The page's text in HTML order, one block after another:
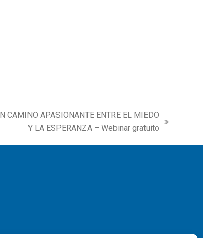
CAMINO APASIONANTE ENTRE EL MIEDO
Y LA ESPERANZA – Webinar gratuito